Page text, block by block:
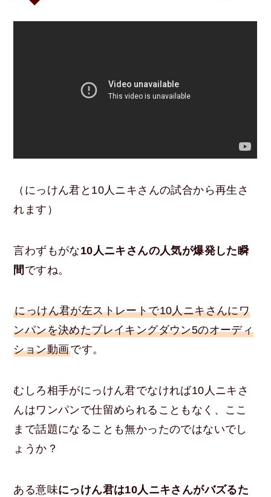
（にっけん君と10人ニキさんの試合から再生さ
れます）
言わずもがな10人ニキさんの人気が爆発した瞬
間 ですね。
にっけん君が左ストレートで10人ニキさんにワ
ンパンを決めたブレイキングダウン5のオーディ
ション動画です。
むしろ相手がにっけん君でなければ10人ニキさ
んはワンパンで仕留められることもなく、ここ
まで話題になることも無かったのではないでし
ょうか？
ある意味にっけん君は10人ニキさんがバズるた